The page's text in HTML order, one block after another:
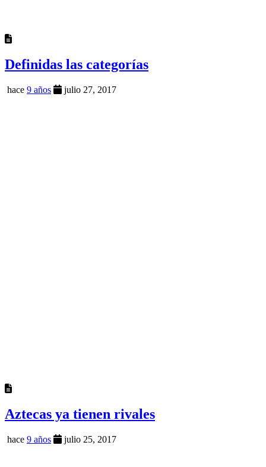
Definidas las categorías
hace 9 años julio 27, 2017
Aztecas ya tienen rivales
hace 9 años julio 25, 2017